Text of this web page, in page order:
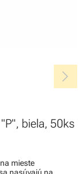
chevron_right
biela, 50ks
mieste